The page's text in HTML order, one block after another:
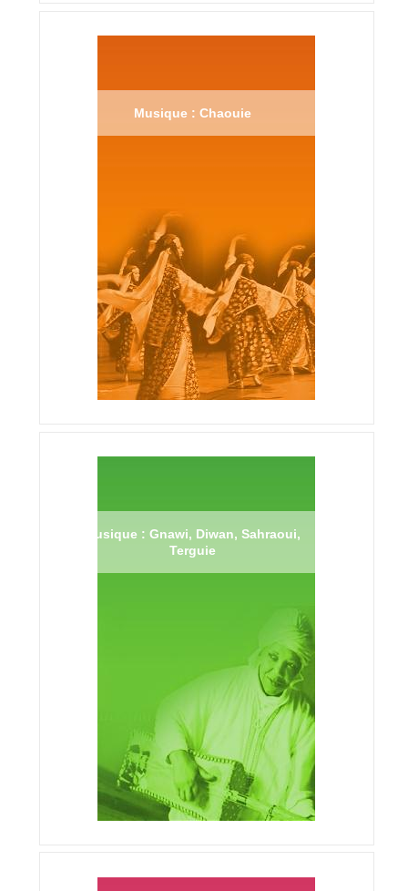
Musique : Chaouie
Musique : Gnawi, Diwan, Sahraoui,
Terguie